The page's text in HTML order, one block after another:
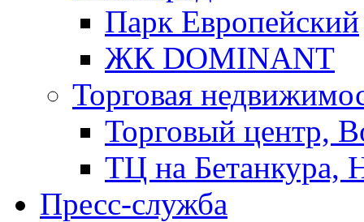
Парк Европейский
ЖК DOMINANT
Торговая
Торговый центр,
ТЦ на Бетанкура,
Пресс-служба